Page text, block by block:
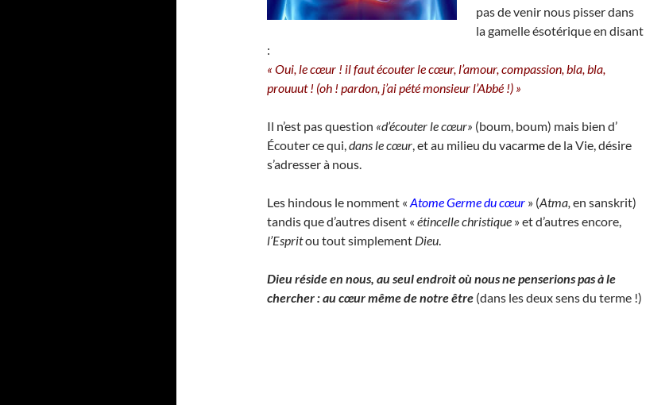
pas de venir nous pisser dans
la gamelle ésotérique en disant
:
« Oui, le cœur ! il faut écouter le cœur, l’amour, compassion, bla, bla,
prouuut ! (oh ! pardon, j’ai pété monsieur l’Abbé !) »
Il n’est pas question «d’écouter le cœur» (boum, boum) mais bien d’
Écouter ce qui,dans le cœur, et au milieu du vacarme de la Vie, désire
s’adresser à nous.
Les hindous le nomment « Atome Germe du cœur » (Atma, en sanskrit)
tandis que d’autres disent « étincelle christique » et d’autres encore,
l’Espritou tout simplement Dieu.
Dieu réside en nous, au seul endroit où nous ne penserions pas à le
chercher : au cœur même de notre être (dans les deux sens du terme !)